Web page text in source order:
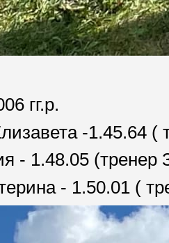
гг.р.
-1.45.64
- 1.48.05 (тренер
- 1.50.01 (